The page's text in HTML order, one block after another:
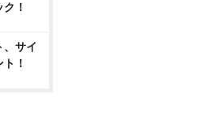
！
、サイ
！